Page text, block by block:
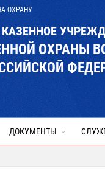
ОХРАНУ
ОХРАНЫ
ДОКУМЕНТЫ